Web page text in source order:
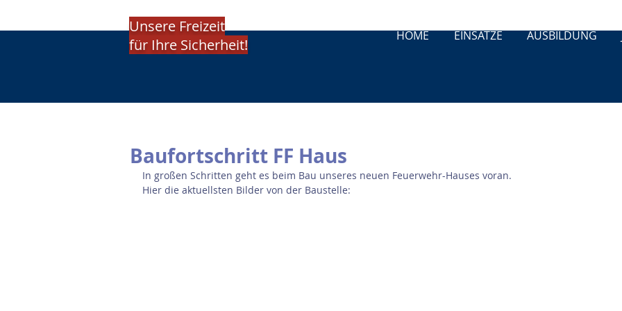
Unsere Freizeit
für Ihre Sicherheit!
HOME EINSÄTZE AUSBILDUNG
Baufortschritt FF Haus
In großen Schritten geht es beim Bau unseres neuen Feuerwehr-Hauses voran.
Hier die aktuellsten Bilder von der Baustelle: